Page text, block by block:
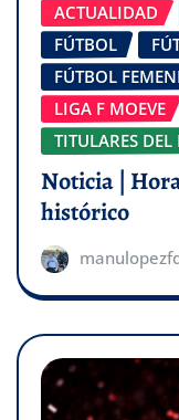
ACTUALIDAD
FÚTBOL
FÚTBOL
LIGA F MOEVE
TITULARES
Noticia |
histórico